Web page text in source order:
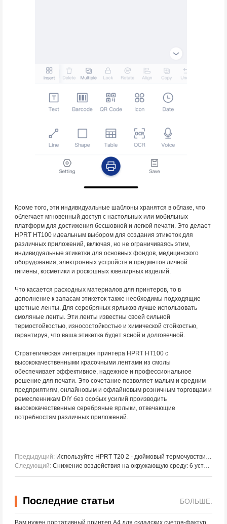
Кроме того, эти индивидуальные шаблоны хранятся в облаке, что
облегчает мгновенный доступ с настольных или мобильных
платформ для достижения бесшовной и легкой печати. Это делает
HPRT HT100 идеальным выбором для создания этикеток для
различных приложений, включая, но не ограничиваясь этим,
индивидуальные этикетки для основных фондов, медицинского
оборудования, электронных устройств и предметов личной
гигиены, косметики и роскошных ювелирных изделий.
Что касается расходных материалов для принтеров, то в
дополнение к запасам этикеток также необходимы подходящие
цветные ленты. Для серебряных ярлыков лучше использовать
смоляные ленты. Эти ленты известны своей сильной
термостойкостью, износостойкостью и химической стойкостью,
гарантируя, что ваша этикетка будет ясной и долговечной.
Стратегическая интеграция принтера HPRT HT100 с
высококачественными красочными лентами из смолы
обеспечивает эффективное, надежное и профессиональное
решение для печати. Это сочетание позволяет малым и средним
предприятиям, онлайновым и офлайновым розничным торговцам и
ремесленникам DIY без особых усилий производить
высококачественные серебряные ярлыки, отвечающие
потребностям различных приложений.
Предыдущий: Используйте HPRT T20 2 - дюймовый термочувствительный принтер для улучшения работы с этикетками
Следующий: Снижение воздействия на окружающую среду: 6 устойчивых методов производства текстильной продукции
Последние статьи БОЛЬШЕ.
Вам нужен портативный принтер A4 для складских счетов-фактур? Что действительно работает